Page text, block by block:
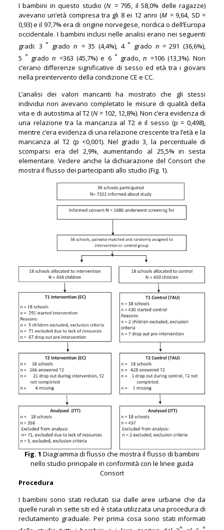
I bambini in questo studio (N = 795, il 58,0% delle ragazze)
avevano un’età compresa tra gli 8 ei 12 anni (M= 9,64, SD =
0,93) e il 97,7% era di origine norvegese, nordica o dell’Europa
occidentale. I bambini inclusi nelle analisi erano nei seguenti
gradi: 3 ° grado n= 35 (4,4%), 4 ° grado n= 291 (36,6%),
5 ° gradon =363 (45,7%) e 6 ° grado, n=106 (13,3%). Non
c’erano differenze significative di sesso ed età tra i giovani
nella preintervento della condizione CE e CC.
L’analisi dei valori mancanti ha mostrato che gli stessi
individui non avevano completato le misure di qualità della
vita e di autostima al T2 (N = 102, 12,8%). Non c’era evidenza di
una relazione tra la mancanza al T2 e il sesso (p = 0,498),
mentre c’era evidenza di una relazione crescente tra l’età e la
mancanza al T2 (p <0,001). Nel grado 3, la percentuale di
scomparsi era del 2,9%, aumentando al 25,5% in sesta
elementare. Vedere anche la dichiarazione del Consort che
mostra il flusso dei partecipanti allo studio (Fig. 1).
Fig. 1Diagramma di flusso che mostra il flusso di bambini
nello studio principale in conformità con le linee guida
Consort
Procedura
I bambini sono stati reclutati sia dalle aree urbane che da
quelle rurali in sette siti ed è stata utilizzata una procedura di
reclutamento graduale. Per prima cosa sono stati informati
° °